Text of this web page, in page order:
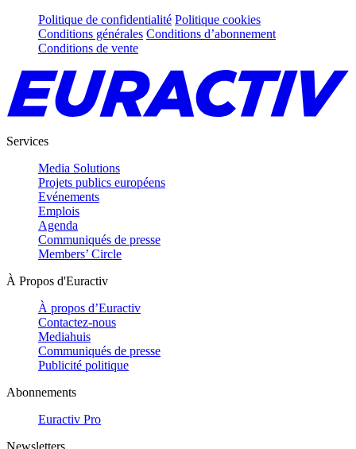
Politique de confidentialité Politique cookies
Conditions générales Conditions d’abonnement
Conditions de vente
Services
Media Solutions
Projets publics européens
Evénements
Emplois
Agenda
Communiqués de presse
Members’ Circle
À Propos d'Euractiv
À propos d’Euractiv
Contactez-nous
Mediahuis
Communiqués de presse
Publicité politique
Abonnements
Euractiv Pro
Newsletters